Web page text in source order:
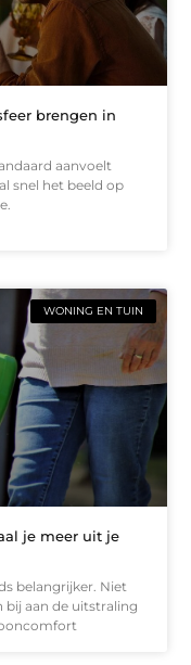
brengen in
aanvoelt
snel het beeld op
WONING EN TUIN
je meer uit je
belangrijker. Niet
bij aan de uitstraling